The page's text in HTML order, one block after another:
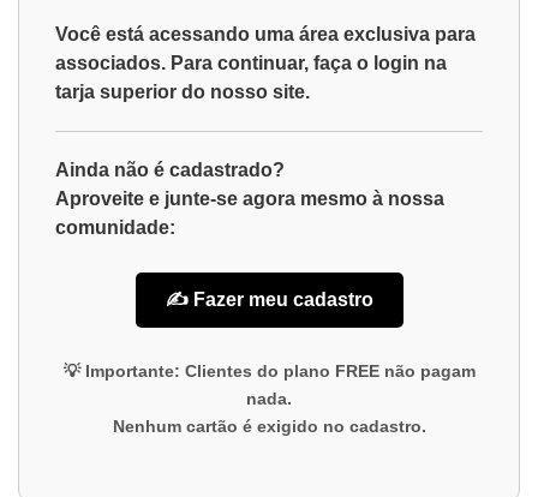
Você está acessando uma área exclusiva para
associados. Para continuar, faça o login na
tarja superior do nosso site.
Ainda não é cadastrado?
Aproveite e junte-se agora mesmo à nossa
comunidade:
✍️ Fazer meu cadastro
💡 Importante: Clientes do plano FREEnão pagam
nada.
Nenhum cartão é exigido no cadastro.